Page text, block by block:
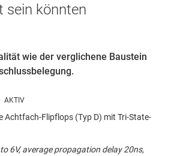
sein könnten
wie der verglichene Baustein
Achtfach-Flipflops (Typ D) mit Tri-State-
6V, average propagation delay 20ns,